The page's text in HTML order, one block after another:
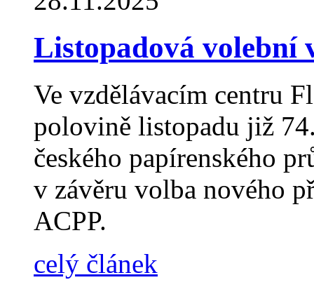
Listopadová volební
Ve vzdělávacím centru
polovině listopadu již
českého papírenského
v závěru volba nového
ACPP.
celý článek